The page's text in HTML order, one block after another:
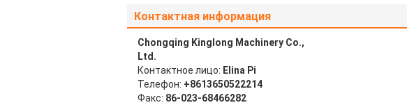
Контактная информация
Chongqing Kinglong Machinery Co.,
Ltd.
Контактное лицо: Elina Pi
Телефон: +8613650522214
Факс: 86-023-68466282